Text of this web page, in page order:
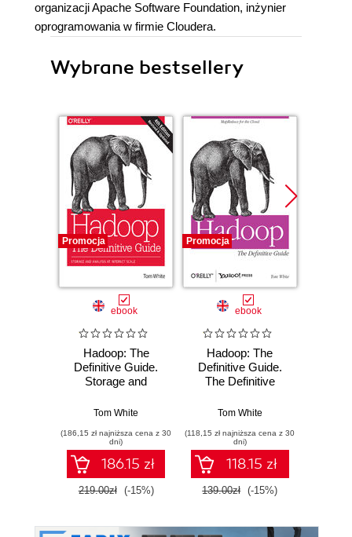
organizacji Apache Software Foundation, inżynier
oprogramowania w firmie Cloudera.
Wybrane bestsellery
Promocja
ebook
Hadoop: The
Definitive Guide.
Storage and
Scale. 4th Edition
Tom White
(186,15 zł najniższa cena z 30
dni)
186.15 zł
219.00zł (-15%)
Promocja
ebook
Hadoop: The
Definitive Guide.
The Definitive
Tom White
(118,15 zł najniższa cena z 30
dni)
118.15 zł
139.00zł (-15%)